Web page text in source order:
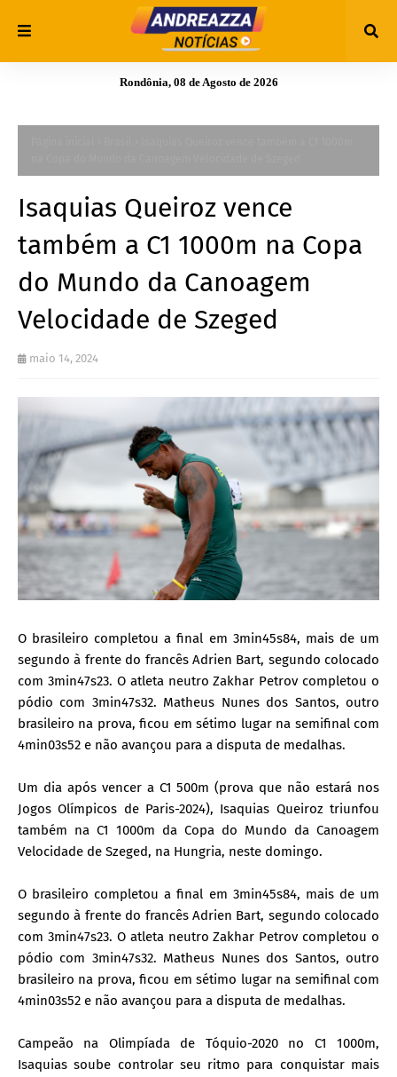
Rondônia, 08 de Agosto de 2026
Isaquias Queiroz vence
também a C1 1000m na Copa
do Mundo da Canoagem
Velocidade de Szeged
maio 14, 2024
O brasileiro completou a final em 3min45s84, mais de um
segundo à frente do francês Adrien Bart, segundo colocado
com 3min47s23. O atleta neutro Zakhar Petrov completou o
pódio com 3min47s32. Matheus Nunes dos Santos, outro
brasileiro na prova, ficou em sétimo lugar na semifinal com
4min03s52 e não avançou para a disputa de medalhas.
Um dia após vencer a C1 500m (prova que não estará nos
Jogos Olímpicos de Paris-2024), Isaquias Queiroz triunfou
também na C1 1000m da Copa do Mundo da Canoagem
Velocidade de Szeged, na Hungria, neste domingo.
O brasileiro completou a final em 3min45s84, mais de um
segundo à frente do francês Adrien Bart, segundo colocado
com 3min47s23. O atleta neutro Zakhar Petrov completou o
pódio com 3min47s32. Matheus Nunes dos Santos, outro
brasileiro na prova, ficou em sétimo lugar na semifinal com
4min03s52 e não avançou para a disputa de medalhas.
Campeão na Olimpíada de Tóquio-2020 no C1 1000m,
Isaquias soube controlar seu ritmo para conquistar mais